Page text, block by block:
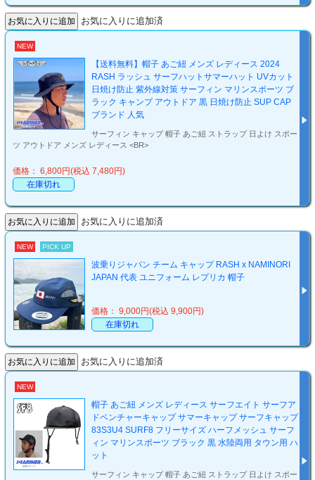
お気に入りに追加済
NEW
【送料無料】帽子 あご紐 メンズ レディース 2024
RASH ラッシュ サーフハットサマーハット UVカット
日焼け防止 紫外線対策 サーフィン マリンスポーツ ブ
ラック キャンプ アウトドア 黒 日焼け防止 SUP CAP
ブランド 人気
サーフィン キャップ 帽子 あご紐 ストラップ 日よけ スポー
ツ アウトドア メンズ レディース <BR>
価格： 6,800円(税込 7,480円)
在庫切れ
お気に入りに追加済
NEW PICK UP
波乗りジャパン チーム キャップ RASH x NAMINORI
JAPAN 代表 ユニフォーム レプリカ 帽子
価格： 9,000円(税込 9,900円)
在庫切れ
お気に入りに追加済
NEW
帽子 あご紐 メンズ レディース サーフエイト サーフア
ドベンチャーキャップ サマーキャップ サーフキャップ
83S3U4 SURF8 フリーサイズ ハーフメッシュ サーフ
ィン マリンスポーツ ブラック 黒 水陸両用 タウン用 ハ
ット
サーフィン キャップ 帽子 あご紐 ストラップ 日よけ スポー